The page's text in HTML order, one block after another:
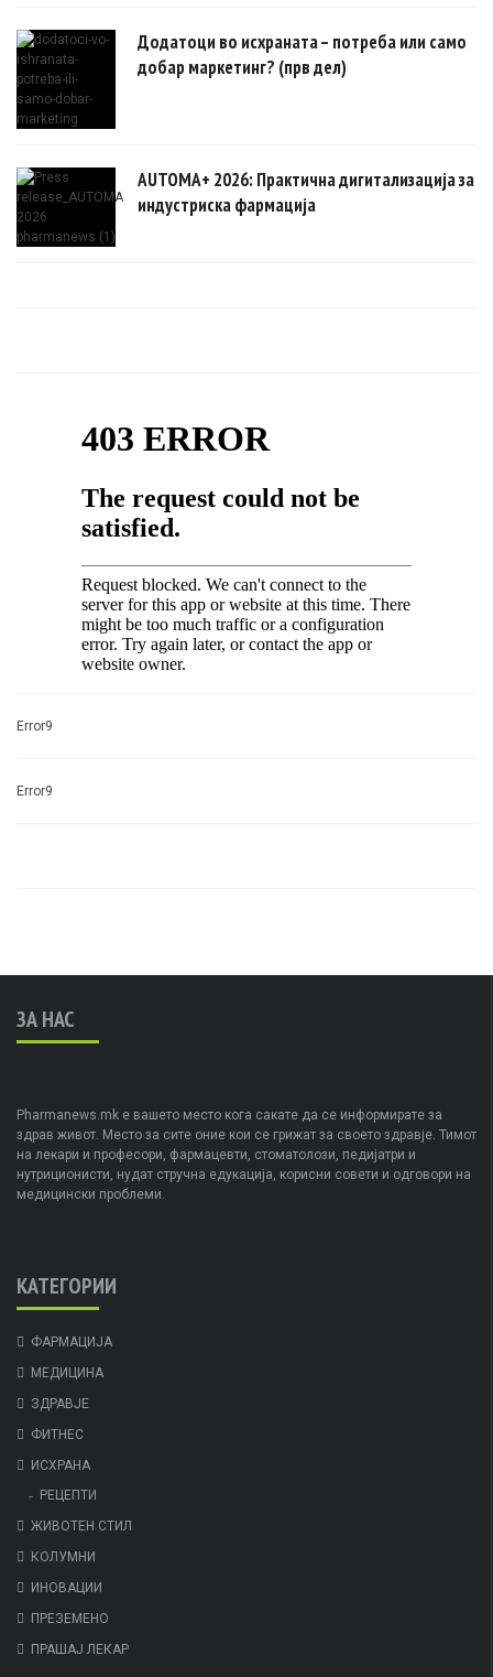
Додатоци во исхраната – потреба или само
добар маркетинг? (прв дел)
AUTOMA+ 2026: Практична дигитализација за
индустриска фармација
Error9
Error9
ЗА НАС
Pharmanews.mk е вашето место кога сакате да се информирате за
здрав живот. Место за сите оние кои се грижат за своето здравје. Тимот
на лекари и професори, фармацевти, стоматолози, педијатри и
нутриционисти, нудат стручна едукација, корисни совети и одговори на
медицински проблеми.
КАТЕГОРИИ
ФАРМАЦИЈА
МЕДИЦИНА
ЗДРАВЈЕ
ФИТНЕС
ИСХРАНА
РЕЦЕПТИ
ЖИВОТЕН СТИЛ
КОЛУМНИ
ИНОВАЦИИ
ПРЕЗЕМЕНО
ПРАШАЈ ЛЕКАР